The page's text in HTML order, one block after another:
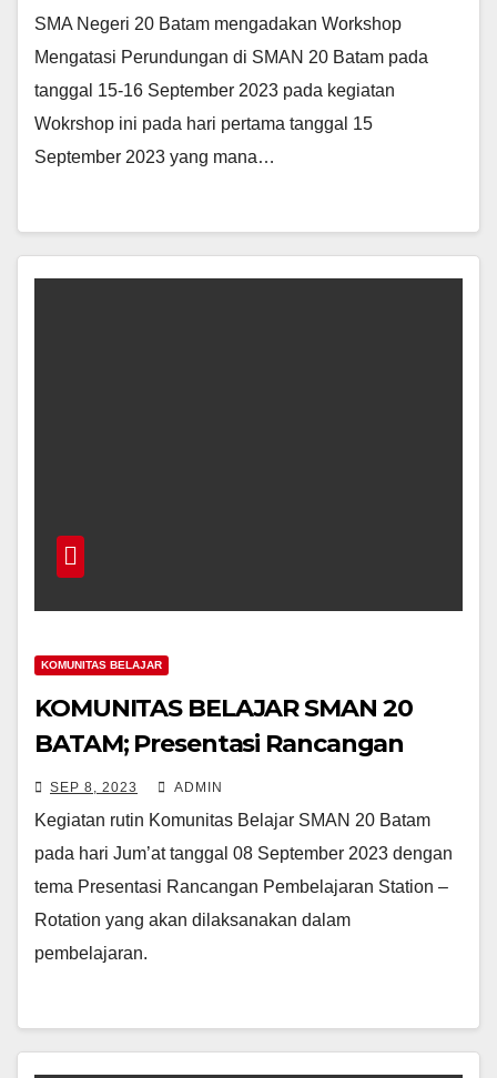
SMA Negeri 20 Batam mengadakan Workshop
Mengatasi Perundungan di SMAN 20 Batam pada
tanggal 15-16 September 2023 pada kegiatan
Wokrshop ini pada hari pertama tanggal 15
September 2023 yang mana…
KOMUNITAS BELAJAR
KOMUNITAS BELAJAR SMAN 20
BATAM; Presentasi Rancangan
Pembelajaran Station – Rotation
SEP 8, 2023 ADMIN
Kegiatan rutin Komunitas Belajar SMAN 20 Batam
pada hari Jum’at tanggal 08 September 2023 dengan
tema Presentasi Rancangan Pembelajaran Station –
Rotation yang akan dilaksanakan dalam
pembelajaran.